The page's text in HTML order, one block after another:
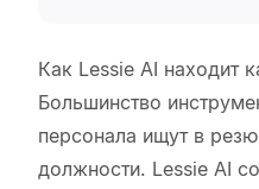
Как Lessie AI находит
Большинство
персонала ищут в
должности. Lessie AI